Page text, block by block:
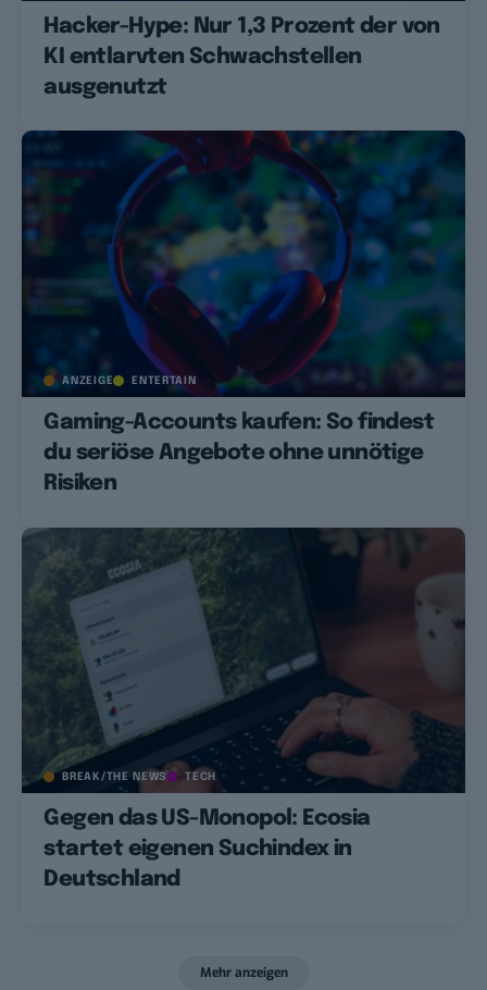
Hacker-Hype: Nur 1,3 Prozent der von
KI entlarvten Schwachstellen
ausgenutzt
ANZEIGE ENTERTAIN
Gaming-Accounts kaufen: So findest
du seriöse Angebote ohne unnötige
Risiken
BREAK/THE NEWS TECH
Gegen das US-Monopol: Ecosia
startet eigenen Suchindex in
Deutschland
Mehr anzeigen